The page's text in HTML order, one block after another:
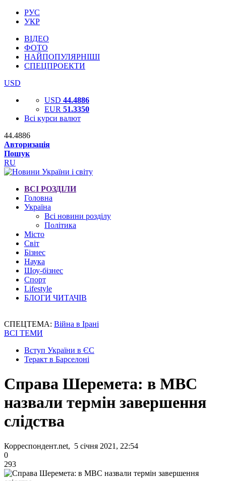
РУС
УКР
ВІДЕО
ФОТО
НАЙПОПУЛЯРНІШІ
СПЕЦПРОЕКТИ
USD
USD 44.4886
EUR 51.3350
Всі курси валют
44.4886
Авторизація
Пошук
RU
ВСІ РОЗДІЛИ
Головна
Україна
Всі новини розділу
Політика
Місто
Світ
Бізнес
Наука
Шоу-бізнес
Спорт
Lifestyle
БЛОГИ ЧИТАЧІВ
СПЕЦТЕМА: Війна в Ірані
ВСІ ТЕМИ
Вступ України в ЄС
Теракт в Барселоні
Справа Шеремета: в МВС
назвали термін завершення
слідства
Корреспондент.net, 5 січня 2021, 22:54
0
293